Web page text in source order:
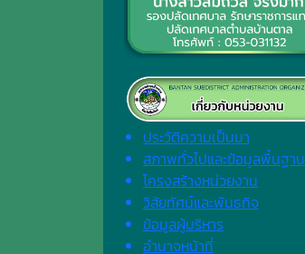
ประวัติความเป็นมา
สภาพทั่วไปและข้อมูลพื้นฐาน
โครงสร้างหน่วยงาน
วิสัยทัศน์และพันธกิจ
ข้อมูลผู้บริหาร
อำนาจหน้าที่